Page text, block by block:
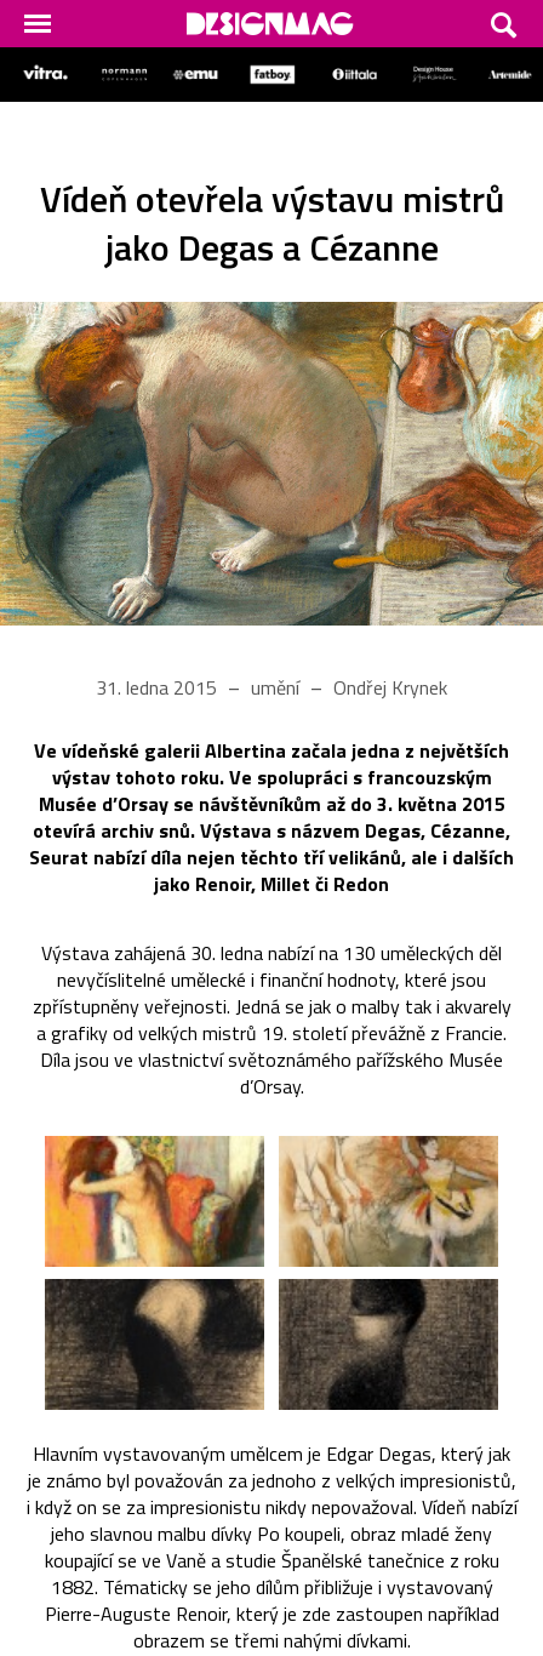
Vídeň otevřela výstavu mistrů
jako Degas a Cézanne
31. ledna 2015 umění Ondřej Krynek
Ve vídeňské galerii Albertina začala jedna z největších
výstav tohoto roku. Ve spolupráci s francouzským
Musée d’Orsay se návštěvníkům až do 3. května 2015
otevírá archiv snů. Výstava s názvem Degas, Cézanne,
Seurat nabízí díla nejen těchto tří velikánů, ale i dalších
jako Renoir, Millet či Redon
Výstava zahájená 30. ledna nabízí na 130 uměleckých děl
nevyčíslitelné umělecké i finanční hodnoty, které jsou
zpřístupněny veřejnosti. Jedná se jak o malby tak i akvarely
a grafiky od velkých mistrů 19. století převážně z Francie.
Díla jsou ve vlastnictví světoznámého pařížského Musée
d’Orsay.
Hlavním vystavovaným umělcem je Edgar Degas, který jak
je známo byl považován za jednoho z velkých impresionistů,
i když on se za impresionistu nikdy nepovažoval. Vídeň nabízí
jeho slavnou malbu dívky Po koupeli, obraz mladé ženy
koupající se ve Vaně a studie Španělské tanečnice z roku
1882. Tématicky se jeho dílům přibližuje i vystavovaný
Pierre-Auguste Renoir, který je zde zastoupen například
obrazem se třemi nahými dívkami.